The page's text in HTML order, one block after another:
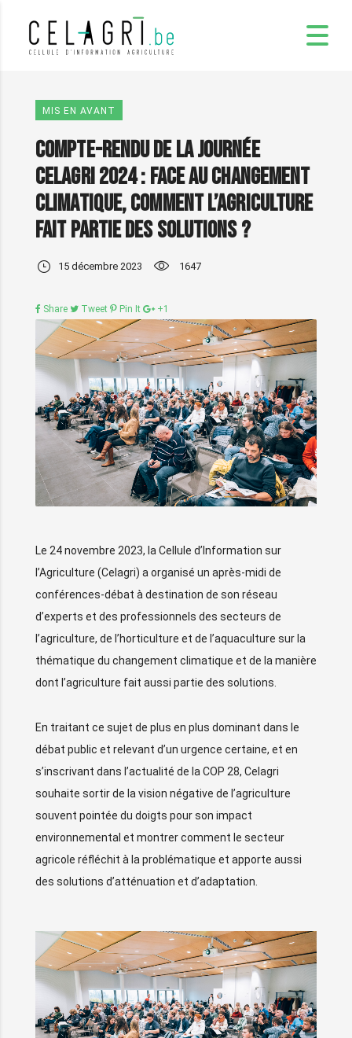
MIS EN AVANT
Compte-rendu de la journée
Celagri 2024 : Face au changement
climatique, comment l’agriculture
fait partie des solutions ?
15 décembre 2023 1647
Share Tweet Pin It +1
Le 24 novembre 2023, la Cellule d’Information sur
l’Agriculture (Celagri) a organisé un après-midi de
conférences-débat à destination de son réseau
d’experts et des professionnels des secteurs de
l’agriculture, de l’horticulture et de l’aquaculture sur la
thématique du changement climatique et de la manière
dont l’agriculture fait aussi partie des solutions.
En traitant ce sujet de plus en plus dominant dans le
débat public et relevant d’un urgence certaine, et en
s’inscrivant dans l’actualité de la COP 28, Celagri
souhaite sortir de la vision négative de l’agriculture
souvent pointée du doigts pour son impact
environnemental et montrer comment le secteur
agricole réfléchit à la problématique et apporte aussi
des solutions d’atténuation et d’adaptation.